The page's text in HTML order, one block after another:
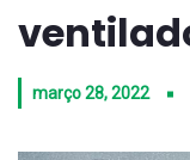
março 28, 2022